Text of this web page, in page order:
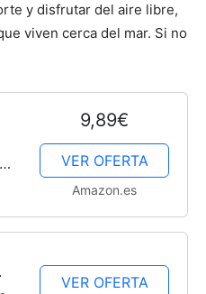
y disfrutar del aire libre,
viven cerca del mar. Si no
9,89€
VER OFERTA
Amazon.es
VER OFERTA